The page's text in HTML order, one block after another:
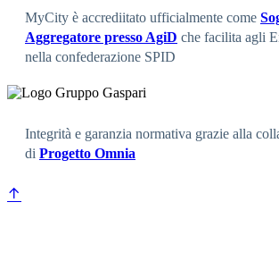
MyCity è accrediitato ufficialmente come
Aggregatore presso AgiD che facilita agli
nella confederazione SPID
Integrità e garanzia normativa grazie alla
di Progetto Omnia